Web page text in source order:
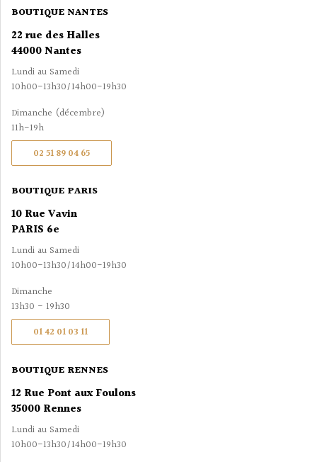
BOUTIQUE NANTES
22 rue des Halles
44000 Nantes
Lundi au Samedi
10h00-13h30/14h00-19h30
Dimanche (décembre)
11h-19h
02 51 89 04 65
BOUTIQUE PARIS
10 Rue Vavin
PARIS 6e
Lundi au Samedi
10h00-13h30/14h00-19h30
Dimanche
13h30 - 19h30
01 42 01 03 11
BOUTIQUE RENNES
12 Rue Pont aux Foulons
35000 Rennes
Lundi au Samedi
10h00-13h30/14h00-19h30